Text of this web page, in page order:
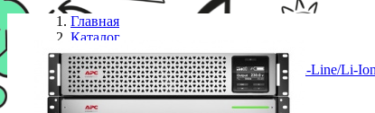
Главная
Каталог
ИБП
ИБП APC/SRTL1500RMXLI/Smart/On-Line/Li-